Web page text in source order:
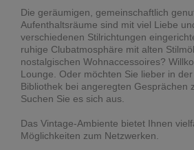
Die geräumigen, gemeinschaftlich
Aufenthaltsräume sind mit viel Liebe
verschiedenen Stilrichtungen
ruhige Clubatmosphäre mit alten
nostalgischen Wohnaccessoires?
Lounge. Oder möchten Sie lieber in
Bibliothek bei angeregten Gesprächen
Suchen Sie es sich aus.
Das Vintage-Ambiente bietet Ihnen
Möglichkeiten zum Netzwerken.